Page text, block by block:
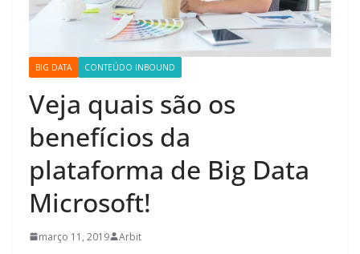
BIG DATA CONTEÚDO INBOUND
Veja quais são os
benefícios da
plataforma de Big Data
Microsoft!
março 11, 2019 Arbit